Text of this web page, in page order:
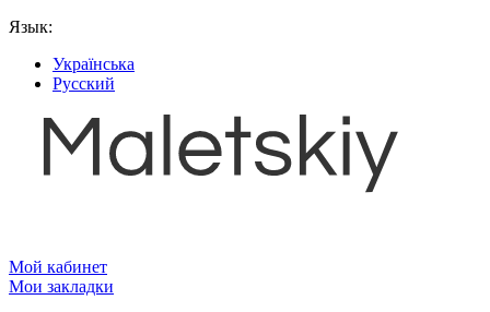
Язык:
Українська
Русский
Мой кабинет
Мои закладки